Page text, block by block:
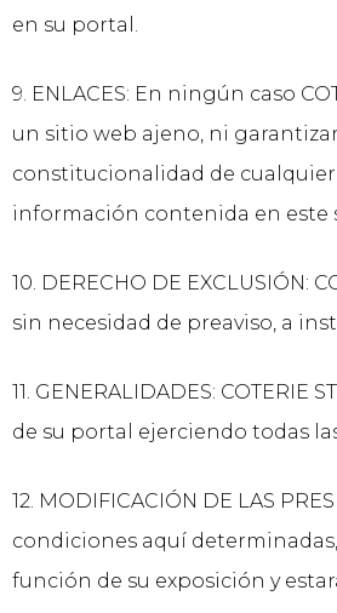
en su portal.
9. ENLACES: En ningún caso
un sitio web ajeno, ni
constitucionalidad de
información contenida en este
10. DERECHO DE
sin necesidad de preaviso, a
11. GENERALIDADES:
de su portal ejerciendo todas
12. MODIFICACIÓN DE LAS
condiciones aquí
función de su exposición y